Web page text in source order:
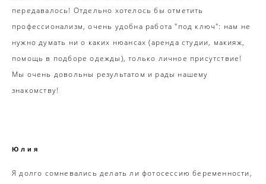
передавалось! Отдельно хотелось бы отметить
профессионализм, очень удобна работа "под ключ": нам не
нужно думать ни о каких нюансах (аренда студии, макияж,
помощь в подборе одежды), только личное присутствие!
Мы очень довольны результатом и рады нашему
знакомству!
Юлия
Я долго сомневались делать ли фотосессию беременности,